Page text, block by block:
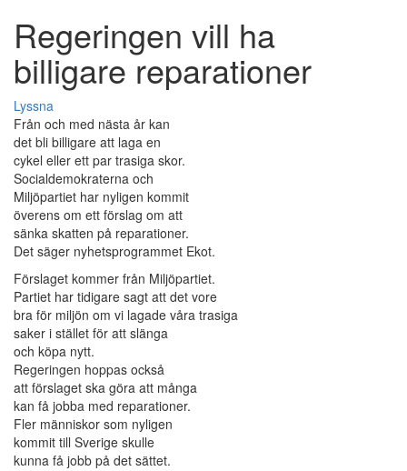
Regeringen vill ha
billigare reparationer
Lyssna
Från och med nästa år kan
det bli billigare att laga en
cykel eller ett par trasiga skor.
Socialdemokraterna och
Miljöpartiet har nyligen kommit
överens om ett förslag om att
sänka skatten på reparationer.
Det säger nyhetsprogrammet Ekot.
Förslaget kommer från Miljöpartiet.
Partiet har tidigare sagt att det vore
bra för miljön om vi lagade våra trasiga
saker i stället för att slänga
och köpa nytt.
Regeringen hoppas också
att förslaget ska göra att många
kan få jobba med reparationer.
Fler människor som nyligen
kommit till Sverige skulle
kunna få jobb på det sättet.